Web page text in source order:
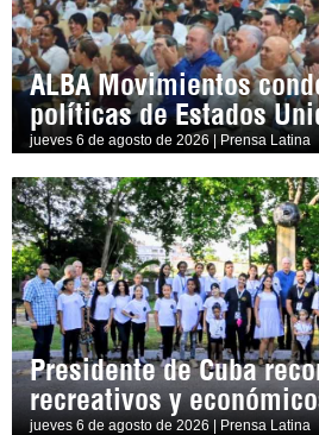
ALBA Movimientos
políticas de Estados
jueves 6 de agosto de 2026 | Prensa Latina
Presidente de Cuba
recreativos y
jueves 6 de agosto de 2026 | Prensa Latina